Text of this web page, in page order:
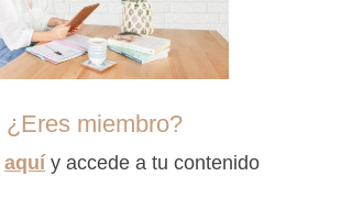
¿Eres miembro?
aquíy accede a tu contenido